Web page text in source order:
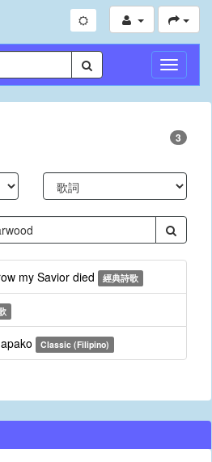
切
換
導
3
my Savior died 經典詩歌
Classic (Filipino)